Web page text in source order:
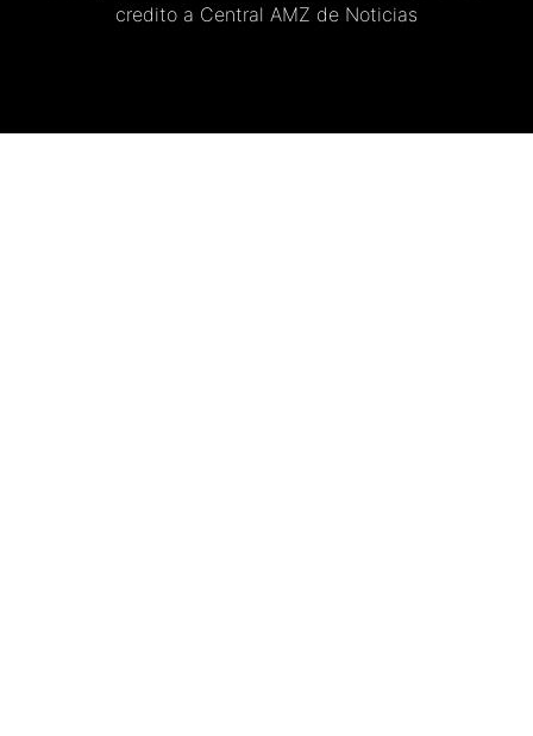
credito a Central AMZ de Noticias